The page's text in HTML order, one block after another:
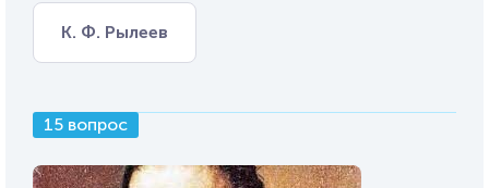
К. Ф. Рылеев
15 вопрос